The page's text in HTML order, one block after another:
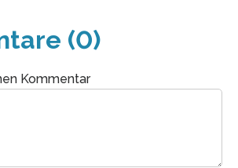
(0)
Kommentar